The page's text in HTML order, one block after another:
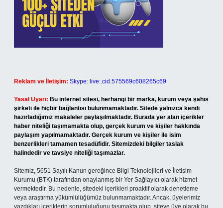
Reklam ve İletişim: Skype: live:.cid.575569c608265c69
Yasal Uyarı: Bu internet sitesi, herhangi bir marka, kurum veya şahıs
şirketi ile hiçbir bağlantısı bulunmamaktadır. Sitede yalnızca kendi
hazırladığımız makaleler paylaşılmaktadır. Burada yer alan içerikler
haber niteliği taşımamakta olup, gerçek kurum ve kişiler hakkında
paylaşım yapılmamaktadır. Gerçek kurum ve kişiler ile isim
benzerlikleri tamamen tesadüfidir. Sitemizdeki bilgiler taslak
halindedir ve tavsiye niteliği taşımazlar.
Sitemiz, 5651 Sayılı Kanun gereğince Bilgi Teknolojileri ve İletişim
Kurumu (BTK) tarafından onaylanmış bir Yer Sağlayıcı olarak hizmet
vermektedir. Bu nedenle, sitedeki içerikleri proaktif olarak denetleme
veya araştırma yükümlülüğümüz bulunmamaktadır. Ancak, üyelerimiz
yazdıkları içeriklerin sorumluluğunu taşımakta olup, siteye üye olarak bu